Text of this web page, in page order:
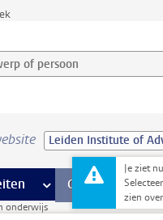
of persoon en selecteer
Leiden Institute of
Je ziet
zien
meer Faciliteiten
Onderwijs
onderwijs